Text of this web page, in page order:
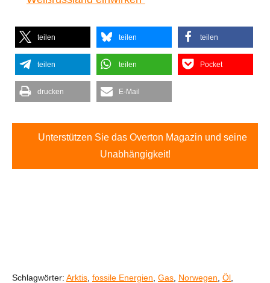
teilen teilen teilen
teilen teilen Pocket
drucken E-Mail
Unterstützen Sie das Overton Magazin und seine
Unabhängigkeit!
Schlagwörter: Arktis fossile Energien Gas Norwegen Öl